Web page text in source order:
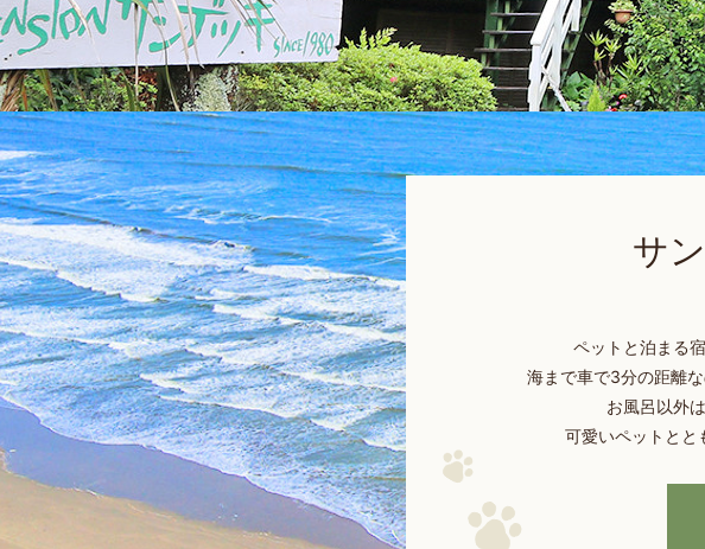
サ
ペットと泊まる
海まで車で3分の距離
お風呂以外
可愛いペットとと